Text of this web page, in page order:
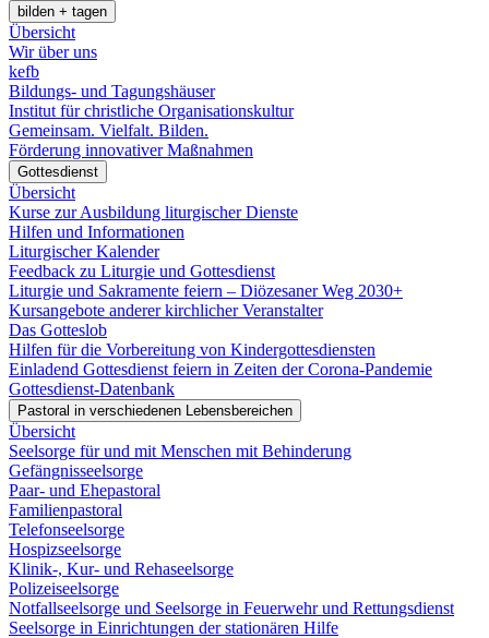
bilden + tagen
Übersicht
Wir über uns
kefb
Bildungs- und Tagungshäuser
Institut für christliche Organisationskultur
Gemeinsam. Vielfalt. Bilden.
Förderung innovativer Maßnahmen
Gottesdienst
Übersicht
Kurse zur Ausbildung liturgischer Dienste
Hilfen und Informationen
Liturgischer Kalender
Feedback zu Liturgie und Gottesdienst
Liturgie und Sakramente feiern – Diözesaner Weg 2030+
Kursangebote anderer kirchlicher Veranstalter
Das Gotteslob
Hilfen für die Vorbereitung von Kindergottesdiensten
Einladend Gottesdienst feiern in Zeiten der Corona-Pandemie
Gottesdienst-Datenbank
Pastoral in verschiedenen Lebensbereichen
Übersicht
Seelsorge für und mit Menschen mit Behinderung
Gefängnisseelsorge
Paar- und Ehepastoral
Familienpastoral
Telefonseelsorge
Hospizseelsorge
Klinik-, Kur- und Rehaseelsorge
Polizeiseelsorge
Notfallseelsorge und Seelsorge in Feuerwehr und Rettungsdienst
Seelsorge in Einrichtungen der stationären Hilfe